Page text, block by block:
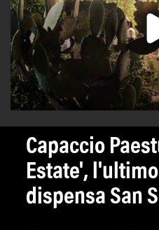
Capaccio
Estate',
dispensa San